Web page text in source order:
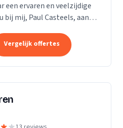
een ervaren en veelzijdige
bij mij, Paul Casteels, aan
breed scala aan...
Vergelijk offertes